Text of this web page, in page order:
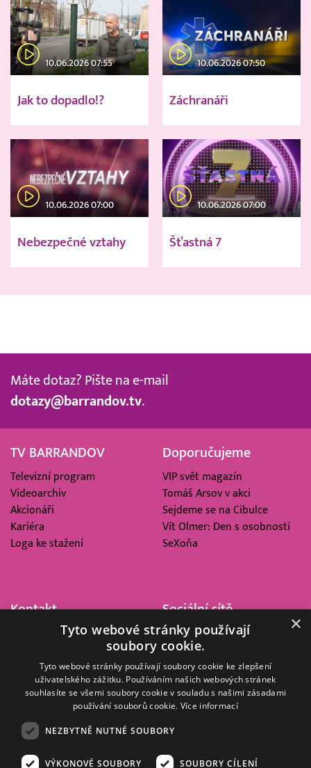
10.06.2026 07:55
Jak to dopadlo!?
10.06.2026 07:50
Záchranáři
10.06.2026 07:00
Nebezpečné vztahy
10.06.2026 07:00
Šťastná 7
Máte dotaz? Pište na e-mail
dotazy@barrandov.tv.
TV BARRANDOV
Televizní program
Videoarchiv
Akcionáři
Kariéra
Loga ke stažení
Doporučujeme
VIP svět magazín
Tomáš Arsov v akci
Sejdeme se na Cibulce
Vít Olmer: Den s osobností
SeXoňa
Kontakt
Barrandov Televizní Studio,
Kříženeckého nám. 322
152 00 Praha 5
IČ 416 93 311
Sociální sítě
×
Tyto webové stránky používají
soubory cookie.
Tyto webové stránky používají soubory cookie ke zlepšení
uživatelského zážitku. Používáním našich webových stránek
souhlasíte se všemi soubory cookie v souladu s našimi zásadami
používání souborů cookie. Více informací
NEZBYTNĚ NUTNÉ SOUBORY
VÝKONOVÉ SOUBORY SOUBORY CÍLENÍ